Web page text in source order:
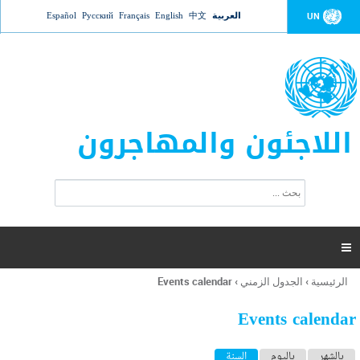
Jump to navigation UN العربية 中文
English
Français
Русский
Español
اللاجئون والمهاجرون
ت
ر
ل
ح
ب

أنت
هنا
الرئيسية › الجدول الزمني ›
Events calendar
Events calendar